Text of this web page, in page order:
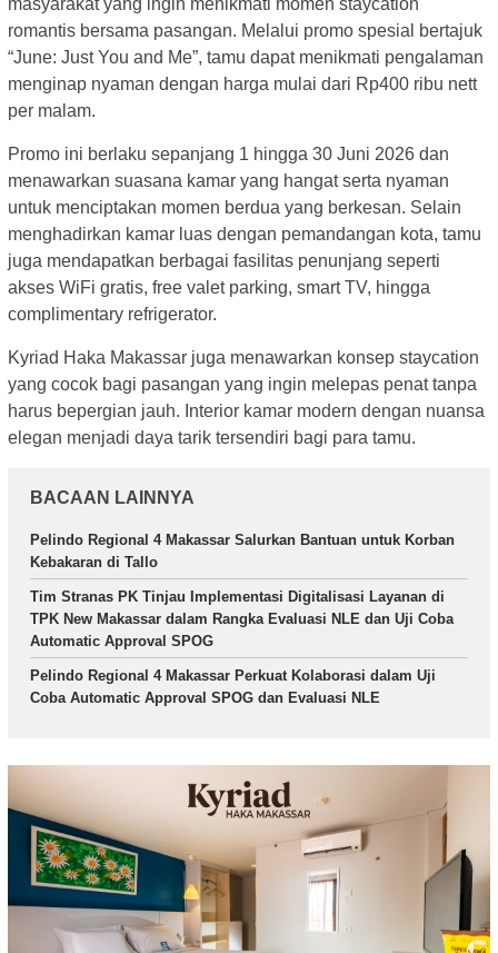
masyarakat yang ingin menikmati momen staycation
romantis bersama pasangan. Melalui promo spesial bertajuk
“June: Just You and Me”, tamu dapat menikmati pengalaman
menginap nyaman dengan harga mulai dari Rp400 ribu nett
per malam.
Promo ini berlaku sepanjang 1 hingga 30 Juni 2026 dan
menawarkan suasana kamar yang hangat serta nyaman
untuk menciptakan momen berdua yang berkesan. Selain
menghadirkan kamar luas dengan pemandangan kota, tamu
juga mendapatkan berbagai fasilitas penunjang seperti
akses WiFi gratis, free valet parking, smart TV, hingga
complimentary refrigerator.
Kyriad Haka Makassar juga menawarkan konsep staycation
yang cocok bagi pasangan yang ingin melepas penat tanpa
harus bepergian jauh. Interior kamar modern dengan nuansa
elegan menjadi daya tarik tersendiri bagi para tamu.
BACAAN LAINNYA
Pelindo Regional 4 Makassar Salurkan Bantuan untuk Korban
Kebakaran di Tallo
Tim Stranas PK Tinjau Implementasi Digitalisasi Layanan di
TPK New Makassar dalam Rangka Evaluasi NLE dan Uji Coba
Automatic Approval SPOG
Pelindo Regional 4 Makassar Perkuat Kolaborasi dalam Uji
Coba Automatic Approval SPOG dan Evaluasi NLE